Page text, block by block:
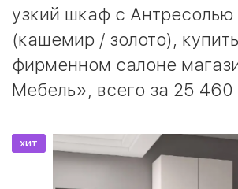
узкий шкаф с Антресолью
(кашемир / золото),
фирменном салоне
Мебель», всего за 25 460
хит